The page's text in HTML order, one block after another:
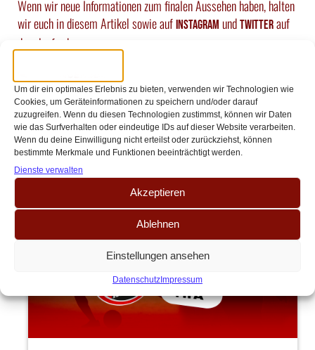
Um dir ein optimales Erlebnis zu bieten, verwenden wir Technologien wie
Cookies, um Geräteinformationen zu speichern und/oder darauf
zuzugreifen. Wenn du diesen Technologien zustimmst, können wir Daten
wie das Surfverhalten oder eindeutige IDs auf dieser Website verarbeiten.
Wenn du deine Einwilligung nicht erteilst oder zurückziehst, können
bestimmte Merkmale und Funktionen beeinträchtigt werden.
Dienste verwalten
Akzeptieren
Ablehnen
Einstellungen ansehen
DatenschutzImpressum
Wenn wir neue Informationen zum finalen Aussehen haben, halten
wir euch in diesem Artikel sowie auf Instagram undTwitterauf
dem laufenden.
ANDERE ARTIKEL